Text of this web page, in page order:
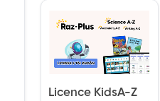
Licence KidsA-Z